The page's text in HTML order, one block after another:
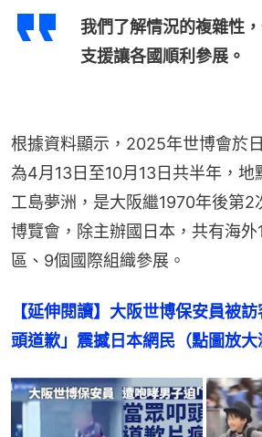
我們了解情況的複雜性
支援讓各國順利參展。
根據資料顯示，2025年世博會於
為4月13日至10月13日共半年，地
工島夢洲，是大阪繼1970年後第2
博覽會，除主辦國日本，共有海
區、9個國際組織參展。
【延伸閱讀】大阪世博保安員被
頭道歉」震撼日本網民（點圖放大